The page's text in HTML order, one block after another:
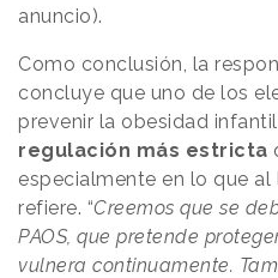
anuncio).
Como conclusión, la
concluye que uno de los
prevenir la obesidad
regulación más estricta
especialmente en lo que
refiere. “Creemos que se
PAOS, que pretende
vulnera continuamente.